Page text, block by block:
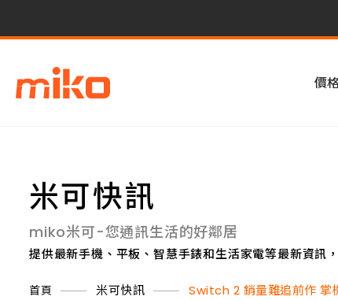
價
米可快訊
miko米可-您通訊生活的好鄰居
提供最新手機、平板、智慧手錶和生活家電等最新資訊
首頁 米可快訊 Switch 2 銷量難追前作 掌